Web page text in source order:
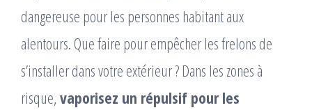
dangereuse pour les personnes habitant aux
alentours. Que faire pour empêcher les frelons de
s’installer dans votre extérieur ? Dans les zones à
risque,vaporisez un répulsif pour les